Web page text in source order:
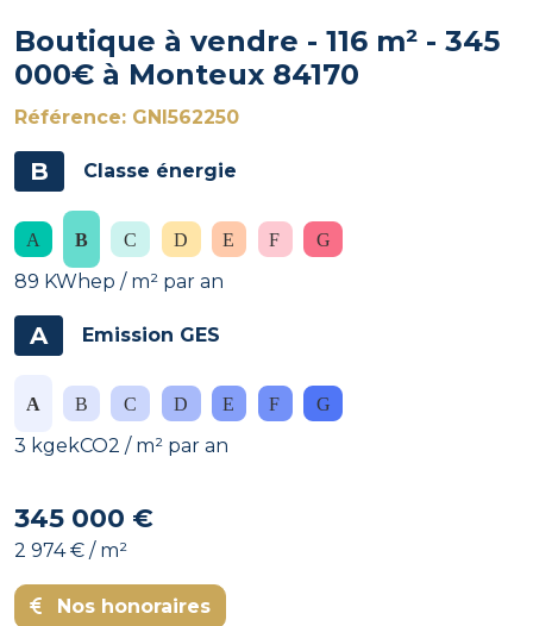
Boutique à vendre - 116 m² - 345
000€ à Monteux 84170
Référence: GNI562250
B Classe énergie
89 KWhep / m² par an
A Emission GES
3 kgekCO2 / m² par an
345 000 €
2 974 € / m²
Nos honoraires